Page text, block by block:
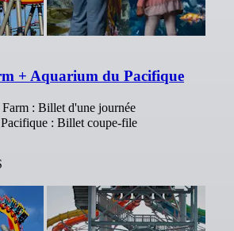
+ Aquarium du Pacifique
: Billet d'une journée
: Billet coupe-file